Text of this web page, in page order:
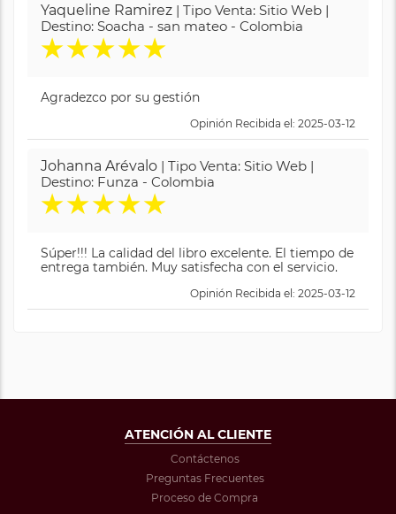
Yaqueline Ramirez | Tipo Venta: Sitio Web |
Destino: Soacha - san mateo - Colombia
★★★★★
Agradezco por su gestión
Opinión Recibida el: 2025-03-12
Johanna Arévalo | Tipo Venta: Sitio Web |
Destino: Funza - Colombia
★★★★★
Súper!!! La calidad del libro excelente. El tiempo de
entrega también. Muy satisfecha con el servicio.
Opinión Recibida el: 2025-03-12
ATENCIÓN AL CLIENTE
Contáctenos
Preguntas Frecuentes
Proceso de Compra